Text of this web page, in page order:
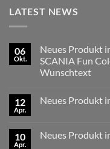
LATEST NEWS
06
Okt.
Neues Produkt
SCANIA Fun
Wunschtext
zu
Angebot
–
12
Apr.
Neues Produkt
Neues
10
Apr.
Neues Produkt